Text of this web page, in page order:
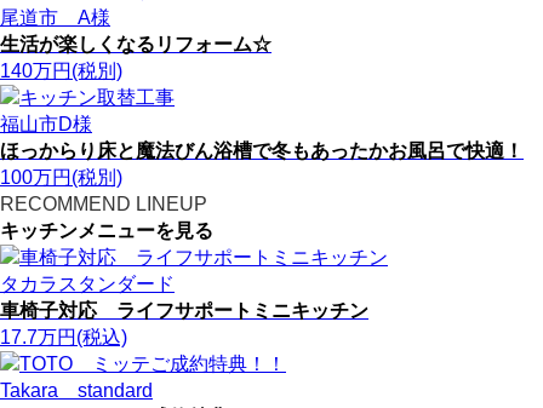
尾道市 A様
生活が楽しくなるリフォーム☆
140万円(税別)
福山市D様
ほっからり床と魔法びん浴槽で冬もあったかお風呂で快適！
100万円(税別)
RECOMMEND LINEUP
キッチンメニューを見る
タカラスタンダード
車椅子対応 ライフサポートミニキッチン
17.7万円 (税込)
Takara standard